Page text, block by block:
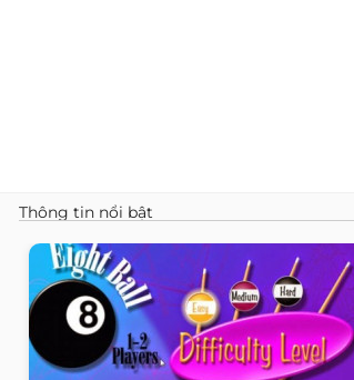
Thông tin nổi bật